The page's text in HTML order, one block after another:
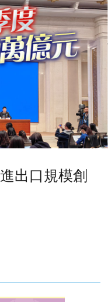
出口規模創